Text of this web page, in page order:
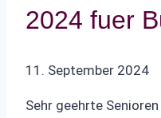
2024 fuer
11. September 2024
Sehr geehrte